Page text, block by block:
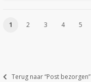
1 2 3 4 5
Terug naar “Post bezorgen”